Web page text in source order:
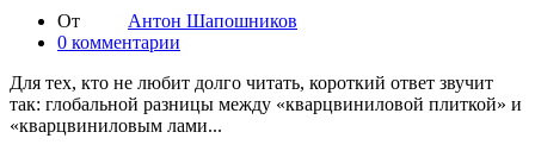
От
Антон Шапошников
0 комментарии
Для тех, кто не любит долго читать, короткий ответ звучит
так: глобальной разницы между «кварцвиниловой плиткой» и
«кварцвиниловым лами...